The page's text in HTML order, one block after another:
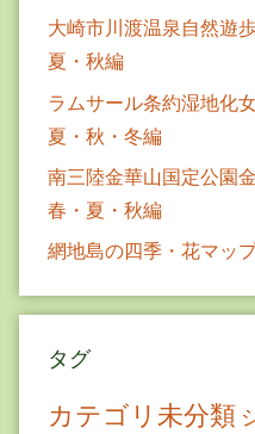
大崎市川渡温泉自然遊
夏・秋編
ラムサール条約湿地化
夏・秋・冬編
南三陸金華山国定公園
春・夏・秋編
網地島の四季・花マッ
タグ
カテゴリ未分類